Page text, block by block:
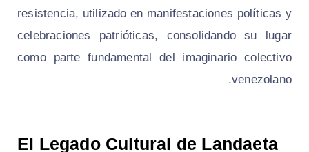
resistencia, utilizado en manifestaciones políticas y
celebraciones patrióticas, consolidando su lugar
como parte fundamental del imaginario colectivo
venezolano.
El Legado Cultural de Landaeta